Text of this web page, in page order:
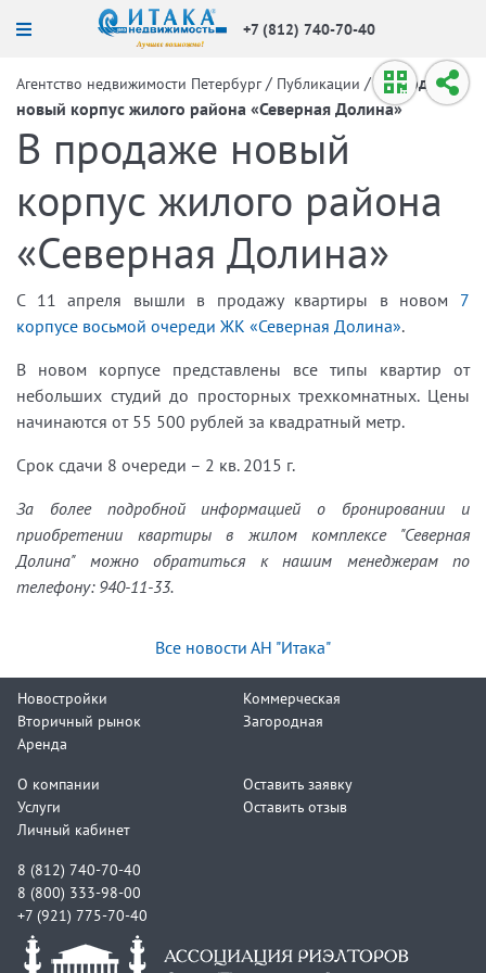
+7 (812) 740-70-40
Агентство недвижимости Петербург / Публикации / В продаже
новый корпус жилого района «Северная Долина»
В продаже новый
корпус жилого района
«Северная Долина»
С 11 апреля вышли в продажу квартиры в новом 7
корпусе восьмой очереди ЖК «Северная Долина».
В новом корпусе представлены все типы квартир от
небольших студий до просторных трехкомнатных. Цены
начинаются от 55 500 рублей за квадратный метр.
Срок сдачи 8 очереди – 2 кв. 2015 г.
За более подробной информацией о бронировании и
приобретении квартиры в жилом комплексе "Северная
Долина" можно обратиться к нашим менеджерам по
телефону: 940-11-33.
Все новости АН "Итака"
Новостройки
Вторичный рынок
Аренда
Коммерческая
Загородная
О компании
Услуги
Личный кабинет
Оставить заявку
Оставить отзыв
8 (812) 740-70-40
8 (800) 333-98-00
+7 (921) 775-70-40